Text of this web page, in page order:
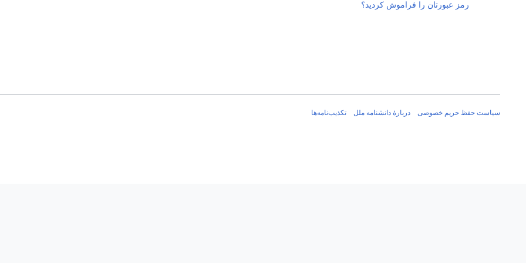
رمز عبورتان را فراموش کردید؟
سیاست حفظ حریم خصوصی دربارهٔ دانشنامه ملل تکذیب‌نامه‌ها